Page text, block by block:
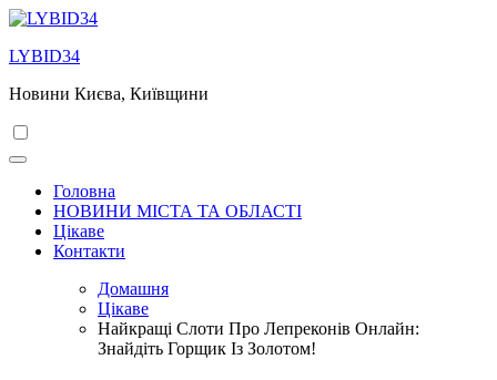
Перейти
вмісту
LYBID34
Новини Києва, Київщини
Головна
НОВИНИ МІСТА ТА ОБЛАСТІ
Цікаве
Контакти
Домашня
Цікаве
Найкращі Слоти Про Лепреконів Онлайн:
Знайдіть Горщик Із Золотом!